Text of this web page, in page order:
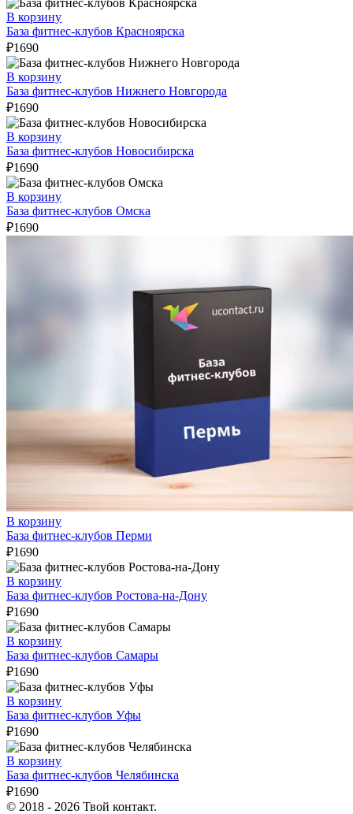
В корзину
База фитнес-клубов Красноярска
₽1690
В корзину
База фитнес-клубов Нижнего Новгорода
₽1690
В корзину
База фитнес-клубов Новосибирска
₽1690
В корзину
База фитнес-клубов Омска
₽1690
В корзину
База фитнес-клубов Перми
₽1690
В корзину
База фитнес-клубов Ростова-на-Дону
₽1690
В корзину
База фитнес-клубов Самары
₽1690
В корзину
База фитнес-клубов Уфы
₽1690
В корзину
База фитнес-клубов Челябинска
₽1690
© 2018 - 2026 Твой контакт.